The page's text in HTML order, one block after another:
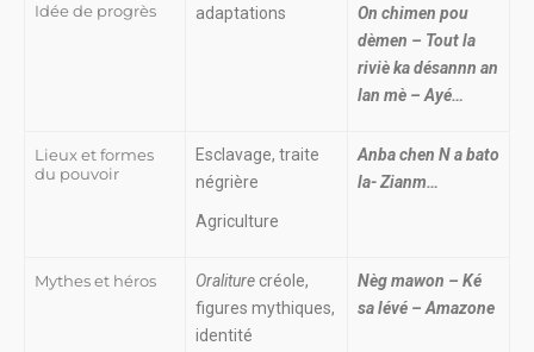
Idée de progrès
adaptations
On chimen pou
dèmen – Tout la
riviè ka désannn an
lan mè – Ayé…
Lieux et formes
du pouvoir
Esclavage, traite
négrière
Agriculture
Anba chen N a bato
la- Zianm…
Mythes et héros Oraliture créole,
figures mythiques,
identité
Nèg mawon – Ké
sa lévé – Amazone